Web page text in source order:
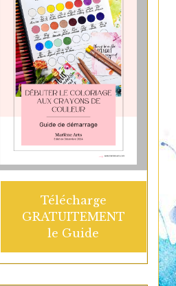
Télécharge
GRATUITEMENT
le Guide